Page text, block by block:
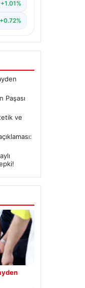
Paşası
ve